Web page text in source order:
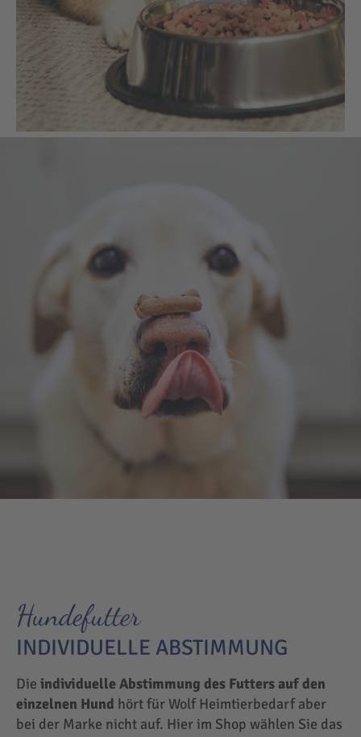
Hundefutter
INDIVIDUELLE ABSTIMMUNG
Die individuelle Abstimmung des Futters auf den
einzelnen Hund hört für Wolf Heimtierbedarf aber
bei der Marke nicht auf. Hier im Shop wählen Sie das